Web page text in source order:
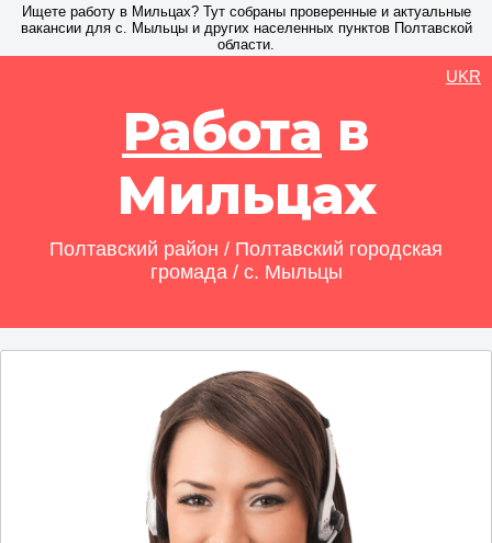
Ищете работу в Мильцах? Тут собраны проверенные и актуальные
вакансии для с. Мыльцы и других населенных пунктов Полтавской
области.
Работа в
Мильцах
Полтавский район / Полтавский городская
громада / с. Мыльцы
UKR